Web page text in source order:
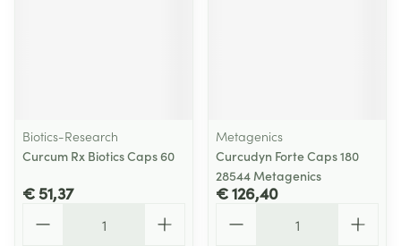
Biotics-Research
Curcum Rx Biotics Caps 60
€ 51,37
Metagenics
Curcudyn Forte Caps 180
28544 Metagenics
€ 126,40